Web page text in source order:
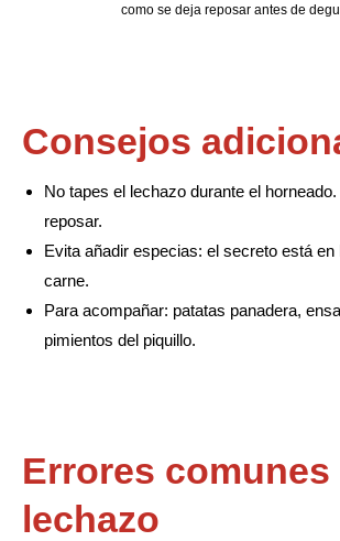
como se deja reposar antes de
Consejos
No tapes el lechazo durante el
reposar.
Evita añadir especias: el secreto está en
carne.
Para acompañar: patatas panadera,
pimientos del piquillo.
Errores comunes
lechazo